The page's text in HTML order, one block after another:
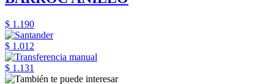
$ 1.190
$ 1.012
$ 1.131